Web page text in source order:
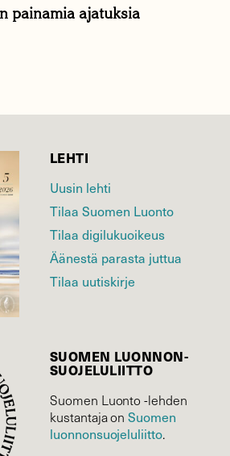
painamia ajatuksia
LEHTI
Uusin lehti
Tilaa Suomen Luonto
Tilaa digilukuoikeus
Äänestä parasta juttua
Tilaa uutiskirje
SUOMEN LUONNON­
SUOJELU­LIITTO
Suomen Luonto -lehden
kustantaja onSuomen
luonnonsuojelu­liitto.